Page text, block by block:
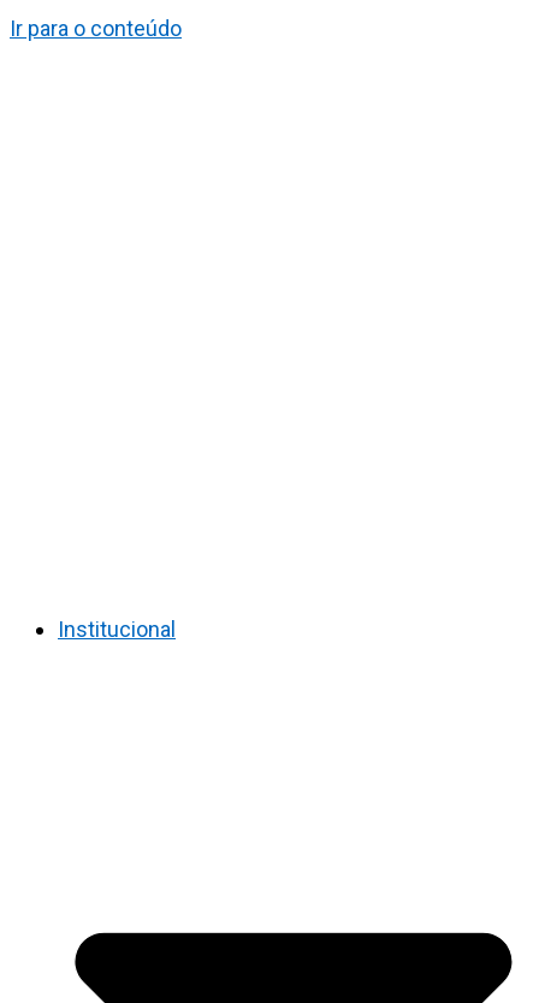
Ir para o conteúdo
Institucional